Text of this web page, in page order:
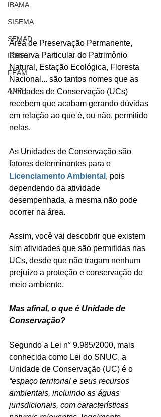
IBAMA
SISEMA
SEMAD
ICMBio
FEAM
ANM
Área de Preservação Permanente,
Reserva Particular do Patrimônio
Natural, Estação Ecológica, Floresta
Nacional... são tantos nomes que as
Unidades de Conservação (UCs)
recebem que acabam gerando dúvidas
em relação ao que é, ou não, permitido
nelas.
As Unidades de Conservação são
fatores determinantes para o
Licenciamento Ambiental , pois
dependendo da atividade
desempenhada, a mesma não pode
ocorrer na área.
Assim, você vai descobrir que existem
sim atividades que são permitidas nas
UCs, desde que não tragam nenhum
prejuízo a proteção e conservação do
meio ambiente.
Mas afinal, o que é Unidade de
Conservação?
Segundo a Lei n° 9.985/2000, mais
conhecida como Lei do SNUC, a
Unidade de Conservação (UC) é o
“espaço territorial e seus recursos
ambientais, incluindo as águas
jurisdicionais, com características